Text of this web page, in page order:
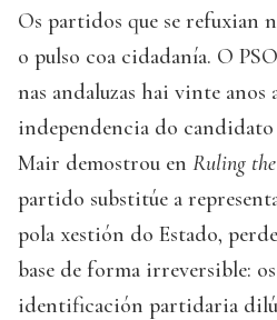
Os partidos que se refuxian
o pulso coa cidadanía. O
nas andaluzas hai vinte anos
independencia do candidato
Mair demostrou en Ruling
partido substitúe a
pola xestión do Estado,
base de forma irreversible:
identificación partidaria